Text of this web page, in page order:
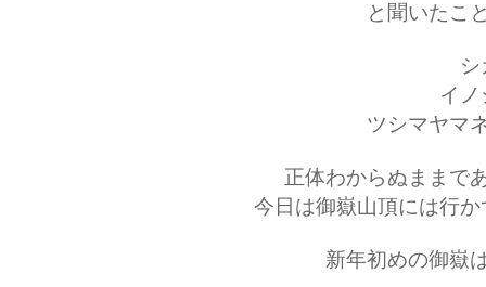
と聞いたこ
イ
ツシマヤマ
正体わからぬままで
今日は御嶽山頂には行
新年初めの御嶽